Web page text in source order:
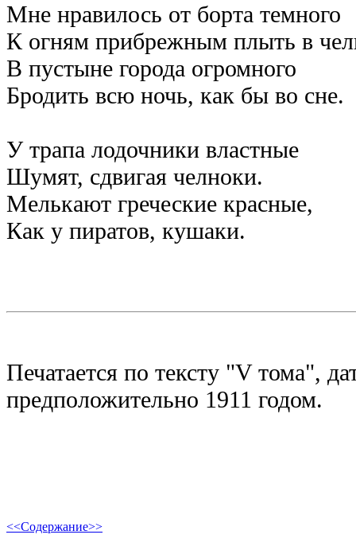
Мне нравилось от борта темного
К огням прибрежным плыть в
В пустыне города огромного
Бродить всю ночь, как бы во сне.
У трапа лодочники властные
Шумят, сдвигая челноки.
Мелькают греческие красные,
Как у пиратов, кушаки.
Печатается по тексту "V тома",
предположительно 1911 годом.
<<Содержание>>